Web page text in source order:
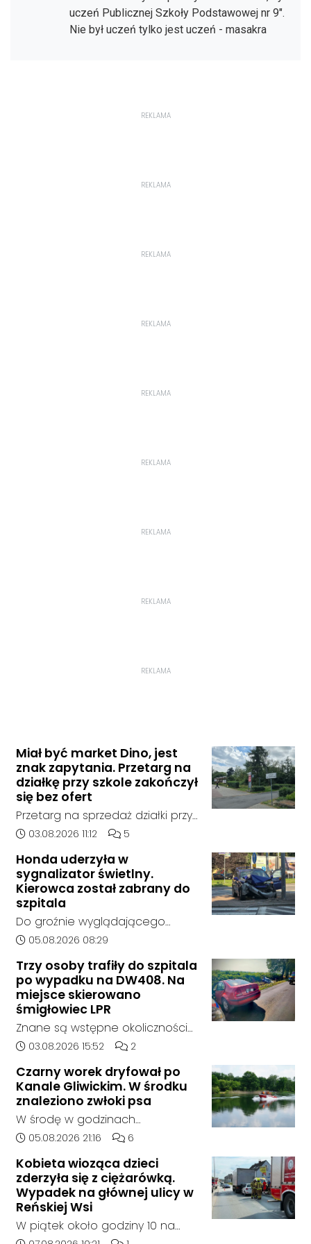
uczeń Publicznej Szkoły Podstawowej nr 9".
Nie był uczeń tylko jest uczeń - masakra
REKLAMA
REKLAMA
REKLAMA
REKLAMA
REKLAMA
REKLAMA
REKLAMA
REKLAMA
REKLAMA
Miał być market Dino, jest
znak zapytania. Przetarg na
działkę przy szkole zakończył
się bez ofert
Przetarg na sprzedaż działki przy
Zespole Szkół Technicznych i
Kędzierzynie-Koźlu zakończył się
bez rozstrzygnięcia. Mimo
wcześniejszego zainteresowania
terenem ze strony sieci Dino, do
postępowania nie zgłosił się
żaden oferent.
Data dodania artykułu:
03.08.2026 11:12 Liczba komentarzy artykułu:
5
Honda uderzyła w
sygnalizator świetlny.
Kierowca został zabrany do
szpitala
Do groźnie wyglądającego
zdarzenia drogowego doszło w
godziny 6:30 kierujący
samochodem marki Honda
zjechał z drogi i uderzył w
sygnalizator świetlny.
Data dodania artykułu:
05.08.2026 08:29
Trzy osoby trafiły do szpitala
po wypadku na DW408. Na
miejsce skierowano
śmigłowiec LPR
Znane są wstępne okoliczności
zdarzenia drogowego, do
14:30 na drodze wojewódzkiej nr
408 pomiędzy Starym Koźlem a
Bierawą.
Data dodania artykułu:
03.08.2026 15:52 Liczba komentarzy artykułu:
2
Czarny worek dryfował po
Kanale Gliwickim. W środku
znaleziono zwłoki psa
W środę w godzinach
popołudniowych służby zostały
Gliwicki po zgłoszeniu od
zaniepokojonego świadka.
Osoba zgłaszająca zauważyła
unoszący się na wodzie czarny
worek, którego zawartość
Data dodania artykułu:
05.08.2026 21:16 Liczba komentarzy artykułu:
6
Kobieta wioząca dzieci
zderzyła się z ciężarówką.
Wypadek na głównej ulicy w
Reńskiej Wsi
W piątek około godziny 10 na